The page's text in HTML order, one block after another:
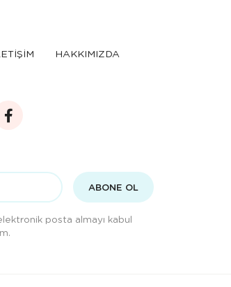
HAKKIMIZDA
ABONE OL
posta almayı kabul